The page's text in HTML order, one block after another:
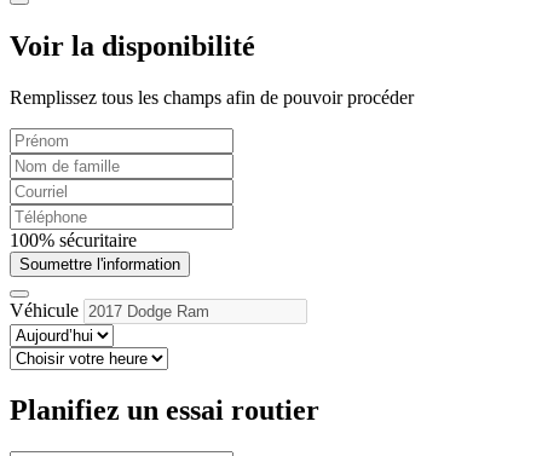
Voir la disponibilité
Remplissez tous les champs afin de pouvoir procéder
100% sécuritaire
Soumettre l'information
Véhicule
Planifiez un essai routier